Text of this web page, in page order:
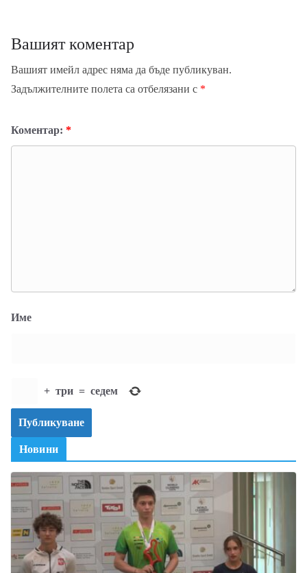
Вашият коментар
Вашият имейл адрес няма да бъде публикуван.
Задължителните полета са отбелязани с *
Коментар: *
Име
+ три = седем
Новини